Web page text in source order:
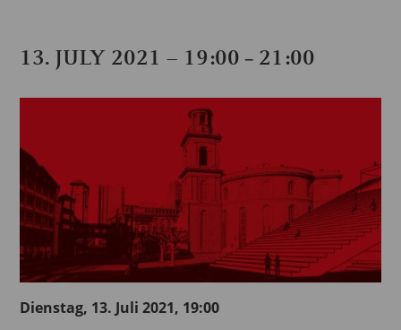
13. JULY 2021 – 19:00 – 21:00
Dienstag, 13. Juli 2021, 19:00